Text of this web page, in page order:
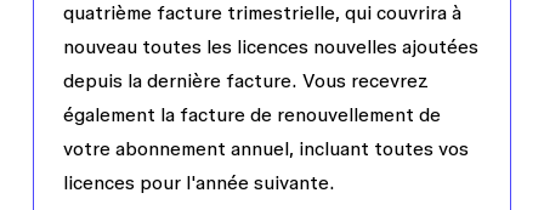
quatrième facture trimestrielle, qui couvrira à
nouveau toutes les licences nouvelles ajoutées
depuis la dernière facture. Vous recevrez
également la facture de renouvellement de
votre abonnement annuel, incluant toutes vos
licences pour l'année suivante.